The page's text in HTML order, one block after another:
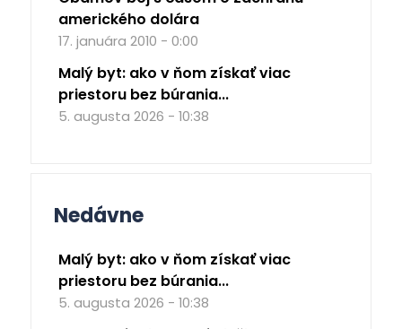
amerického dolára
17. januára 2010 - 0:00
Malý byt: ako v ňom získať viac
priestoru bez búrania...
5. augusta 2026 - 10:38
Nedávne
Malý byt: ako v ňom získať viac
priestoru bez búrania...
5. augusta 2026 - 10:38